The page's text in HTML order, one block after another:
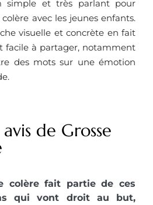
simple et très parlant pour
avec les jeunes enfants.
visuelle et concrète en fait
facile à partager, notamment
des mots sur une émotion
de Grosse
colère fait partie de ces
qui vont droit au but,